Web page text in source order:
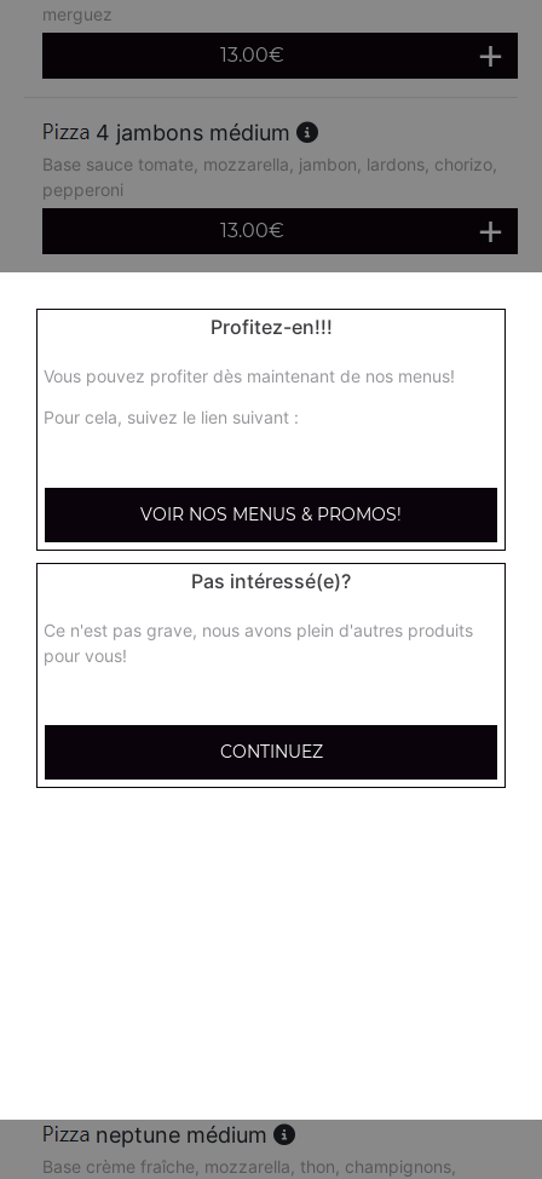
merguez
13.00€
4 jambons médium
Base sauce tomate, mozzarella, jambon, lardons, chorizo,
pepperoni
13.00€
boursin médium
Base sauce tomate, mozzarella, viande hachée, oeuf
13.00€
Base sauce tomate, mozzarella, viande kébab, tomate
fraîches, oignons
13.00€
hannibale médium
Base sauce tomate, boeuf, jambon, poulet, merguez
supreme sucuk médium
neptune médium
Base crème fraîche, mozzarella, thon, champignons,
Profitez-en!!!
Vous pouvez profiter dès maintenant de nos menus!
Pour cela, suivez le lien suivant :
VOIR NOS MENUS & PROMOS!
Pas intéressé(e)?
Ce n'est pas grave, nous avons plein d'autres produits
pour vous!
CONTINUEZ